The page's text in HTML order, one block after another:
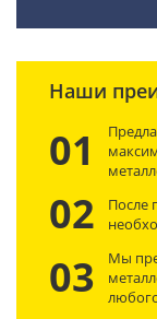
Наши
01
02
После
03
Мы